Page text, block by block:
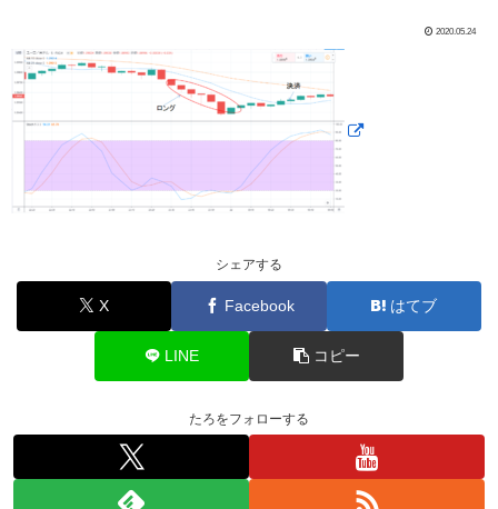
2020.05.24
シェアする
X Facebook はてブ
LINE コピー
たろをフォローする